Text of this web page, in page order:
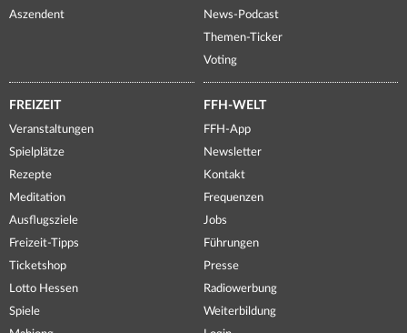
Aszendent
News-Podcast
Themen-Ticker
Voting
FREIZEIT
Veranstaltungen
Spielplätze
Rezepte
Meditation
Ausflugsziele
Freizeit-Tipps
Ticketshop
Lotto Hessen
Spiele
FFH-WELT
FFH-App
Newsletter
Kontakt
Frequenzen
Jobs
Führungen
Presse
Radiowerbung
Weiterbildung